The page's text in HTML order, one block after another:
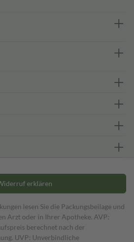
erklären
lesen Sie die Packungsbeilage und
Arzt oder in Ihrer Apotheke. AVP:
berechnet nach der
UVP: Unverbindliche